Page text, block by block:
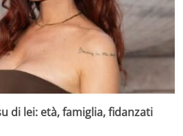
di lei: età, famiglia, fidanzati